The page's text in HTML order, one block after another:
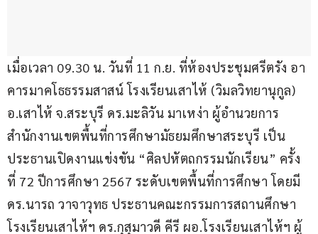
เมื่อเวลา 09.30 น. วันที่ 11 ก.ย. ที่ห้องประชุมศรีตรัง อา
คารมาคโธธรรมสาสน์ โรงเรียนเสาไห้ (วิมลวิทยานุกูล)
อ.เสาไห้ จ.สระบุรี ดร.มะลิวัน มาเหง่า ผู้อำนวยการ
สำนักงานเขตพื้นที่การศึกษามัธยมศึกษาสระบุรี เป็น
ประธานเปิดงานแข่งขัน “ศิลปหัตถกรรมนักเรียน” ครั้ง
ที่ 72 ปีการศึกษา 2567 ระดับเขตพื้นที่การศึกษา โดยมี
ดร.นารถ วาจาวุทธ ประธานคณะกรรมการสถานศึกษา
โรงเรียนเสาไห้ฯ ดร.กุสุมาวดี คีรี ผอ.โรงเรียนเสาไห้ฯ ผู้